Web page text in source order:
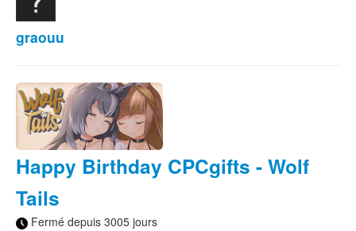
graouu
Happy Birthday CPCgifts - Wolf
Tails
Fermé depuis 3005 jours